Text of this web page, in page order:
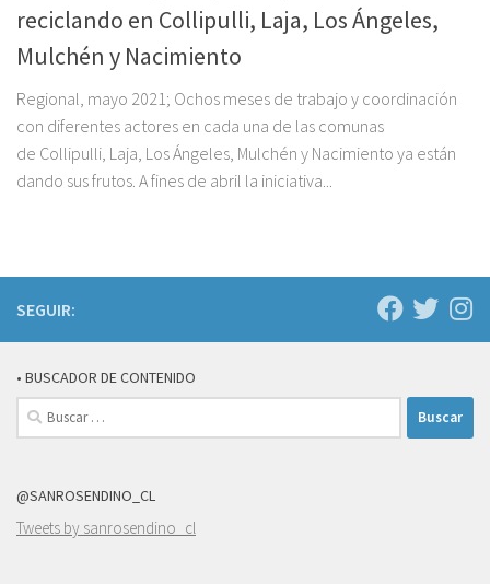
reciclando en Collipulli, Laja, Los Ángeles,
Mulchén y Nacimiento
Regional, mayo 2021; Ochos meses de trabajo y coordinación
con diferentes actores en cada una de las comunas
de Collipulli, Laja, Los Ángeles, Mulchén y Nacimiento ya están
dando sus frutos. A fines de abril la iniciativa...
SEGUIR:
• BUSCADOR DE CONTENIDO
Buscar:
@SANROSENDINO_CL
Tweets by sanrosendino_cl